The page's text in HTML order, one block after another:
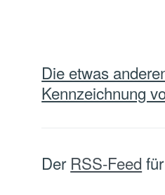
Navigation
innerhalb
Die etwas
Kennzeichnung
Der RSS-Feed